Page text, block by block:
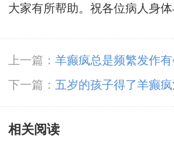
大家有所帮助。祝各位病人身体
上一篇： 羊癫疯总是频繁发作
吗？
下一篇： 五岁的孩子得了羊癫
吗？
相关阅读